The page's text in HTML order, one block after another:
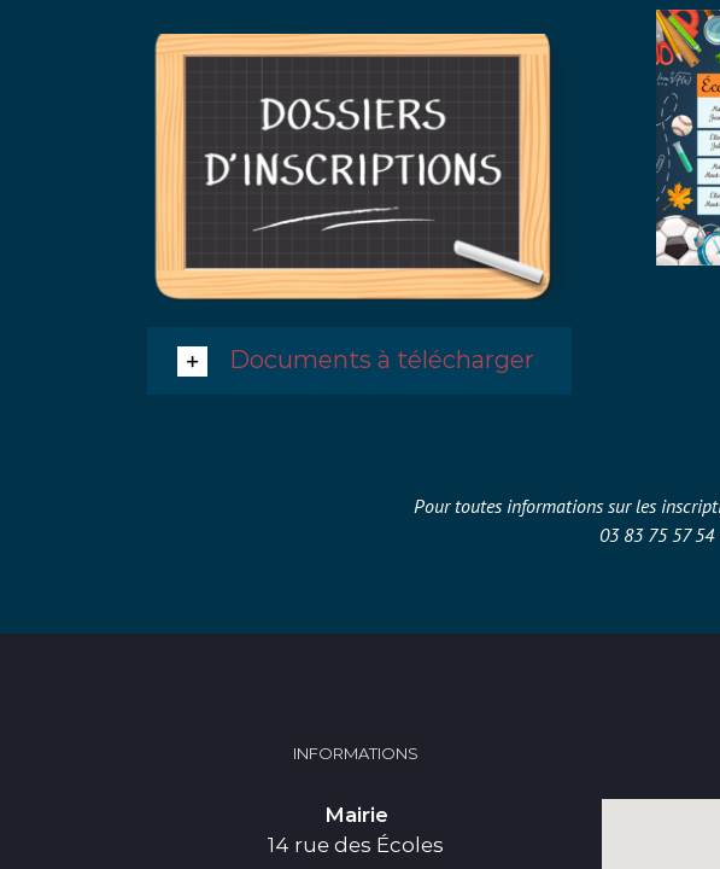
Documents à télécharger
Pour toutes informations sur les
03 83 75 57 54
INFORMATIONS
Mairie
14 rue des Écoles